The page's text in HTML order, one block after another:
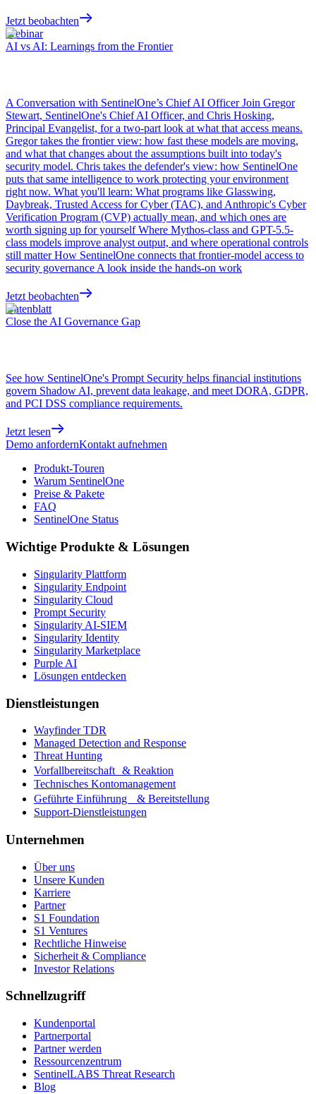
Jetzt beobachten
Webinar
AI vs AI: Learnings from the Frontier
A Conversation with SentinelOne’s Chief AI Officer Join Gregor
Stewart, SentinelOne's Chief AI Officer, and Chris Hosking,
Principal Evangelist, for a two-part look at what that access means.
Gregor takes the frontier view: how fast these models are moving,
and what that changes about the assumptions built into today's
security model. Chris takes the defender's view: how SentinelOne
puts that same intelligence to work protecting your environment
right now. What you'll learn: What programs like Glasswing,
Daybreak, Trusted Access for Cyber (TAC), and Anthropic's Cyber
Verification Program (CVP) actually mean, and which ones are
worth signing up for yourself Where Mythos-class and GPT-5.5-
class models improve analyst output, and where operational controls
still matter How SentinelOne connects that frontier-model access to
security governance A look inside the hands-on work
Jetzt beobachten
Datenblatt
Close the AI Governance Gap
See how SentinelOne's Prompt Security helps financial institutions
govern Shadow AI, prevent data leakage, and meet DORA, GDPR,
and PCI DSS compliance requirements.
Jetzt lesen
Demo anfordernKontakt aufnehmen
Produkt-Touren
Warum SentinelOne
Preise & Pakete
FAQ
SentinelOne Status
Wichtige Produkte & Lösungen
Singularity Plattform
Singularity Endpoint
Singularity Cloud
Prompt Security
Singularity AI-SIEM
Singularity Identity
Singularity Marketplace
Purple AI
Lösungen entdecken
Dienstleistungen
Wayfinder TDR
Managed Detection and Response
Threat Hunting
Vorfallbereitschaft & Reaktion
Technisches Kontomanagement
Geführte Einführung & Bereitstellung
Support-Dienstleistungen
Unternehmen
Über uns
Unsere Kunden
Karriere
Partner
S1 Foundation
S1 Ventures
Rechtliche Hinweise
Sicherheit & Compliance
Investor Relations
Schnellzugriff
Kundenportal
Partnerportal
Partner werden
Ressourcenzentrum
SentinelLABS Threat Research
Blog